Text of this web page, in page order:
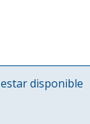
disponible